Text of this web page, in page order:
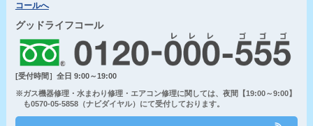
コールへ
グッドライフコール
[受付時間］全日 9:00～19:00
※ガス機器修理・水まわり修理・エアコン修理に関しては、夜間【19:00～9:00】
も0570-05-5858（ナビダイヤル）にて受付しております。